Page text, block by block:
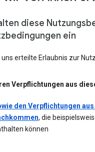
diese
ein
uns erteilte Erlaubnis zur
Verpflichtungen aus
den Verpflichtungen
, die
können